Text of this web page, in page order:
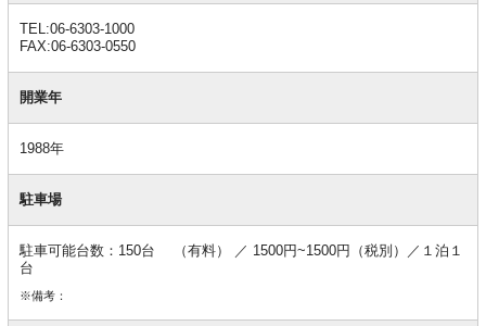
TEL:06-6303-1000
FAX:06-6303-0550
開業年
1988年
駐車場
駐車可能台数：150台 （有料） ／ 1500円~1500円（税別）／１泊１
台
※備考：